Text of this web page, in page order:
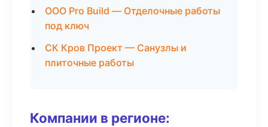
ООО Pro Build — Отделочные работы
под ключ
СК Кров Проект — Санузлы и
плиточные работы
Компании в регионе: